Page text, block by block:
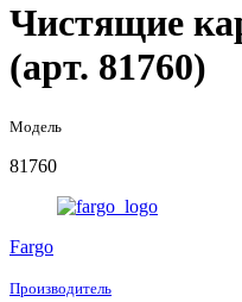
Чистящие
(арт. 81760)
Модель
81760
Fargo
Производитель